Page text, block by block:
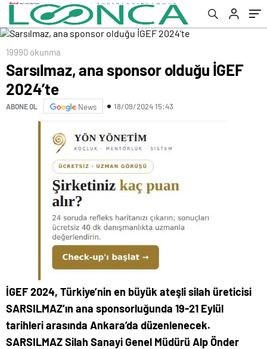
19990 okunma
Sarsılmaz, ana sponsor olduğu İGEF
2024’te
ABONE OL News 18/09/2024 15:43
İGEF 2024, Türkiye’nin en büyük ateşli silah üreticisi
SARSILMAZ’ın ana sponsorluğunda 19-21 Eylül
tarihleri arasında Ankara’da düzenlenecek.
SARSILMAZ Silah Sanayi Genel Müdürü Alp Önder